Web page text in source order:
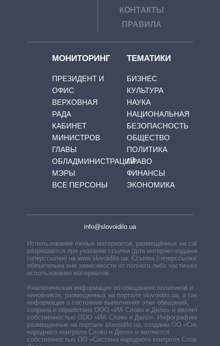
КОНТАКТЫ
ПРАВИЛА
МОНИТОРИНГ
ПРЕЗИДЕНТ И
ОФИС
ВЕРХОВНАЯ
РАДА
КАБИНЕТ
МИНИСТРОВ
ГЛАВЫ
ОБЛАДМИНИСТРАЦИЙ
МЭРЫ
ВСЕ ПЕРСОНЫ
ТЕМАТИКИ
БИЗНЕС
КУЛЬТУРА
НАУКА
НАЦИОНАЛЬНАЯ
БЕЗОПАСНОСТЬ
ОБЩЕСТВО
ПОЛИТИКА
ПРАВО
ФИНАНСЫ
ЭКОНОМИКА
info@slovoidilo.ua
Использование любых материалов, размещённых на сайте,
разрешается при указании ссылки (для интернет-изданий —
гиперссылки) на www.slovoidilo.ua. Ссылка (гиперссылка)
обязательна вне зависимости от полного либо частичного
использования материалов.
Аналитическая информация об обещаниях политиков и
чиновников, размещенных на портале slovoidilo.ua, а также
информация о состоянии выполнения этих обещаний,
собрана и обработана ООО «ИА Слово и Дело» и является
собственностью ООО «ИА Слово и Дело». Инфографики,
размещенные на портале slovoidilo.ua, созданы ОО «Система
народного контроля Слово и Дело» и являются
собственностью ОО «Система народного контроля Слово и